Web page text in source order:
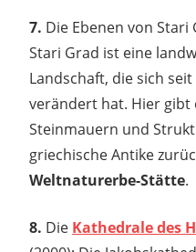
7. Die Ebenen von Stari
Stari Grad ist eine
Landschaft, die sich
verändert hat. Hier gibt
Steinmauern und
griechische Antike
Weltnaturerbe-Stätte.
8. Die Kathedrale des